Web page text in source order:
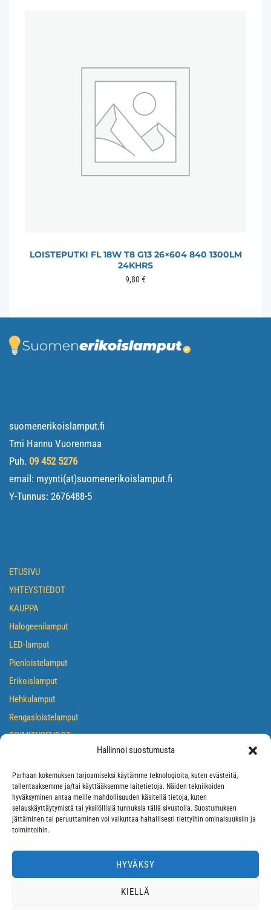
Hallinnoi suostumusta
Parhaan kokemuksen tarjoamiseksi käytämme teknologioita, kuten evästeitä,
tallentaaksemme ja/tai käyttääksemme laitetietoja. Näiden tekniikoiden
hyväksyminen antaa meille mahdollisuuden käsitellä tietoja, kuten
selauskäyttäytymistä tai yksilöllisiä tunnuksia tällä sivustolla. Suostumuksen
jättäminen tai peruuttaminen voi vaikuttaa haitallisesti tiettyihin ominaisuuksiin ja
toimintoihin.
HYVÄKSY
KIELLÄ
LOISTEPUTKI FL 18W T8 G13 26×604 840 1300LM
24KHRS
9,80€
suomenerikoislamput.fi
Tmi Hannu Vuorenmaa
Puh. 09 452 5276
email: myynti(at)suomenerikoislamput.fi
Y-Tunnus: 2676488-5
ETUSIVU
YHTEYSTIEDOT
KAUPPA
Halogeenilamput
LED-lamput
Pienloistelamput
Erikoislamput
Hehkulamput
Rengasloistelamput
TOIMITUSEHDOT
EVÄSTEKÄYTÄNTÖ